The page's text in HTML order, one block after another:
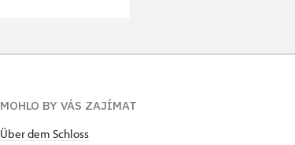
MOHLO BY VÁS ZAJÍMAT
Über dem Schloss